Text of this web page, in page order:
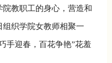
教职工的身心，营造和
织学院女教师相聚一
手迎春，百花争艳”花羞